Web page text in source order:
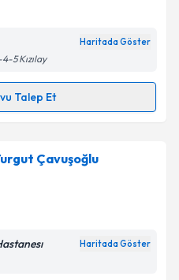
ilişkin
verilerimin belirtilen
Gönder
Haritada Göster
5 Kızılay
Talep Et
randevu takvimi talebi
randevu almanız için bir
posta ile bilgilendireceğiz.
Çavuşoğlu
Haritada Göster